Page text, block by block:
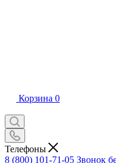
Корзина 0
Телефоны
8 (800) 101-71-05 Звонок